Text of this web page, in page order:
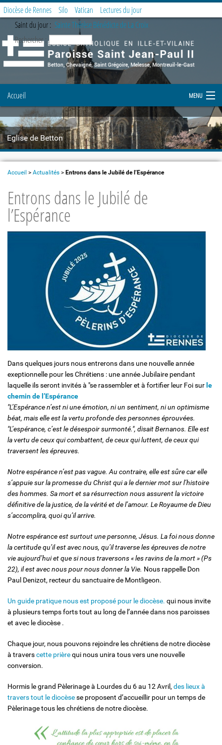
Eglise de Betton
Diocèse de Rennes Silo Vatican
Lectures du jour
Saint du jour : Sainte Thérèse Bénédicte de La Croix
Rechercher :
Accueil MENU
Notre paroisse
Prier et célébrer
Demande de document
Enfance et Jeunesse
Solidarité et Mouvements
Accueil > Actualités > Entrons dans le Jubilé de l’Espérance
Entrons dans le Jubilé de
l’Espérance
Dans quelques jours nous entrerons dans une nouvelle année
exeptionnelle pour les Chrétiens : une année Jubilaire pendant
laquelle ils seront invités à "se rassembler et à fortifier leur Foi sur le
chemin de l’Espérance
"L’Espérance n’est ni une émotion, ni un sentiment, ni un optimisme
béat, mais elle est la vertu profonde des personnes éprouvées.
"L’espérance, c’est le désespoir surmonté.", disait Bernanos. Elle est
la vertu de ceux qui combattent, de ceux qui luttent, de ceux qui
traversent les épreuves.
Notre espérance n’est pas vague. Au contraire, elle est sûre car elle
s’appuie sur la promesse du Christ qui a le dernier mot sur l’histoire
des hommes. Sa mort et sa résurrection nous assurent la victoire
définitive de la justice, de la vérité et de l’amour. Le Royaume de Dieu
s’accomplira, quoi qu’il arrive.
Notre espérance est surtout une personne, Jésus. La foi nous donne
la certitude qu’il est avec nous, qu’il traverse les épreuves de notre
vie aujourd’hui et que si nous traversons « les ravins de la mort » (Ps
22), il est avec nous pour nous donner la Vie. Nous rappelle Don
Paul Denizot, recteur du sanctuaire de Montligeon.
Un guide pratique nous est proposé pour le diocèse. qui nous invite
à plusieurs temps forts tout au long de l’année dans nos paroisses
et avec le diocèse .
Chaque jour, nous pouvons rejoindre les chrétiens de notre diocèse
à traverscette prièrequi nous unira tous vers une nouvelle
conversion.
Hormis le grand Pèlerinage à Lourdes du 6 au 12 Avril, des lieux à
travers tout le diocèsese proposent d’accueillir pour un temps de
Pèlerinage tous les chrétiens de notre diocèse.